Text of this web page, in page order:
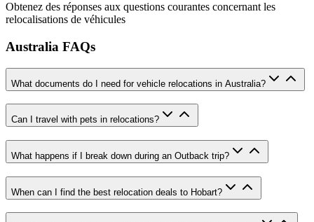
Obtenez des réponses aux questions courantes concernant les
relocalisations de véhicules
Australia FAQs
What documents do I need for vehicle relocations in Australia?
Can I travel with pets in relocations?
What happens if I break down during an Outback trip?
When can I find the best relocation deals to Hobart?